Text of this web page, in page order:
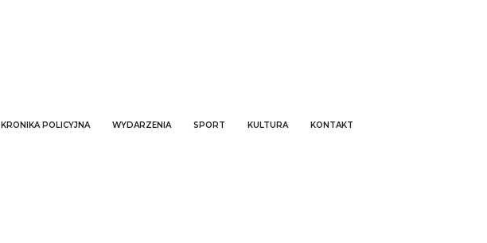
KRONIKA POLICYJNA WYDARZENIA SPORT KULTURA KONTAKT